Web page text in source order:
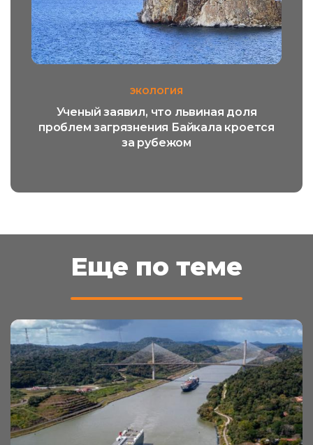
ЭКОЛОГИЯ
Ученый заявил, что львиная доля
проблем загрязнения Байкала кроется
за рубежом
Еще по теме